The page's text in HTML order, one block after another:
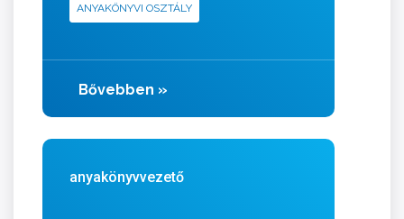
ANYAKÖNYVI OSZTÁLY
Bővebben »
anyakönyvvezető